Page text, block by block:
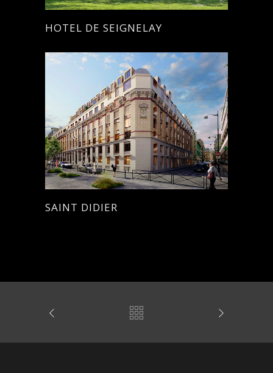
HOTEL DE SEIGNELAY
SAINT DIDIER